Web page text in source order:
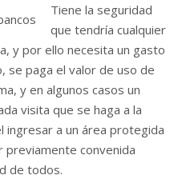
Tiene la seguridad
que tendría cualquier
y por ello necesita un gasto
se paga el valor de uso de
y en algunos casos un
visita que se haga a la
ingresar a un área protegida
previamente convenida
de todos.